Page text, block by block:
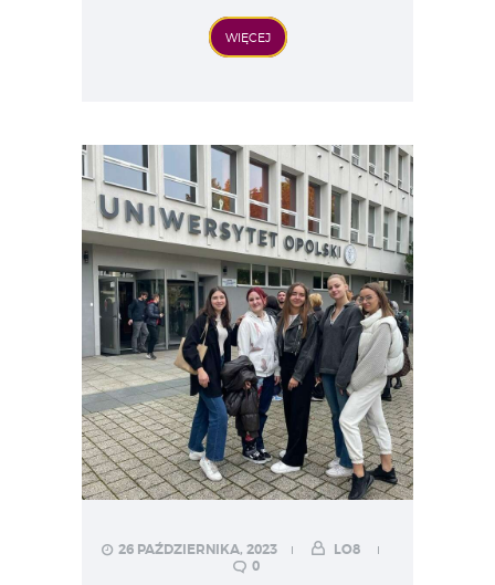
WIĘCEJ
26 PAŹDZIERNIKA, 2023
LO8
0